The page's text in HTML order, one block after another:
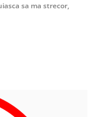
sa ma strecor,